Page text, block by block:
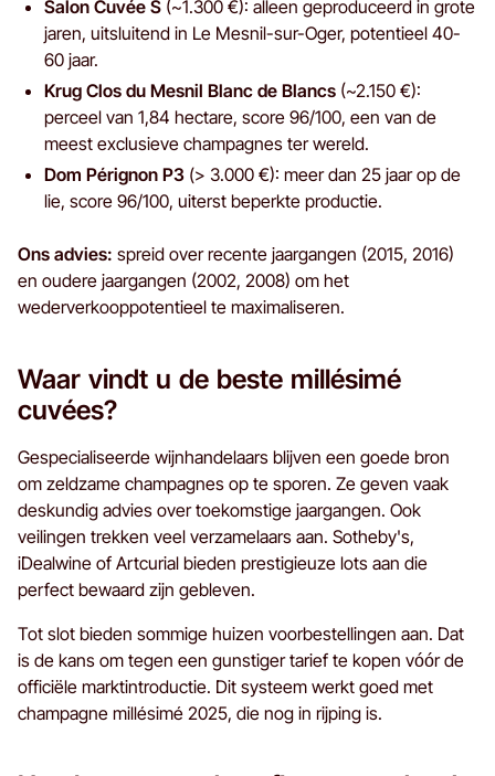
Salon Cuvée S (~1.300 €): alleen geproduceerd in grote
jaren, uitsluitend in Le Mesnil-sur-Oger, potentieel 40-
60 jaar.
Krug Clos du Mesnil Blanc de Blancs (~2.150 €):
perceel van 1,84 hectare, score 96/100, een van de
meest exclusieve champagnes ter wereld.
Dom Pérignon P3 (> 3.000 €): meer dan 25 jaar op de
lie, score 96/100, uiterst beperkte productie.
Ons advies: spreid over recente jaargangen (2015, 2016)
en oudere jaargangen (2002, 2008) om het
wederverkooppotentieel te maximaliseren.
Waar vindt u de beste millésimé
cuvées?
Gespecialiseerde wijnhandelaars blijven een goede bron
om zeldzame champagnes op te sporen. Ze geven vaak
deskundig advies over toekomstige jaargangen. Ook
veilingen trekken veel verzamelaars aan. Sotheby's,
iDealwine of Artcurial bieden prestigieuze lots aan die
perfect bewaard zijn gebleven.
Tot slot bieden sommige huizen voorbestellingen aan. Dat
is de kans om tegen een gunstiger tarief te kopen vóór de
officiële marktintroductie. Dit systeem werkt goed met
champagne millésimé 2025, die nog in rijping is.